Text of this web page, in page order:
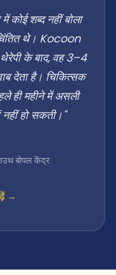
कोई शब्द नहीं बोला
थे। Kocoon
के बाद, वह 3–4
देता है। चिकित्सक
ही महीने में असली
नहीं हो सकती।"
बोपल केंद्र
→